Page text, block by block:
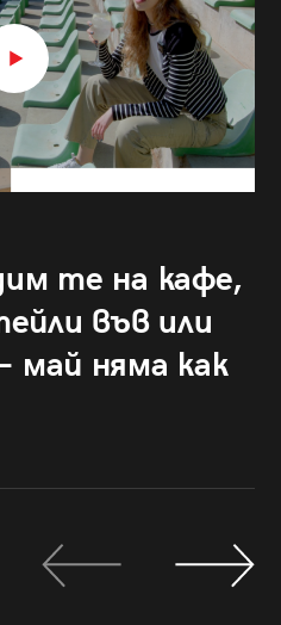
те на кафе,
във или
май няма как